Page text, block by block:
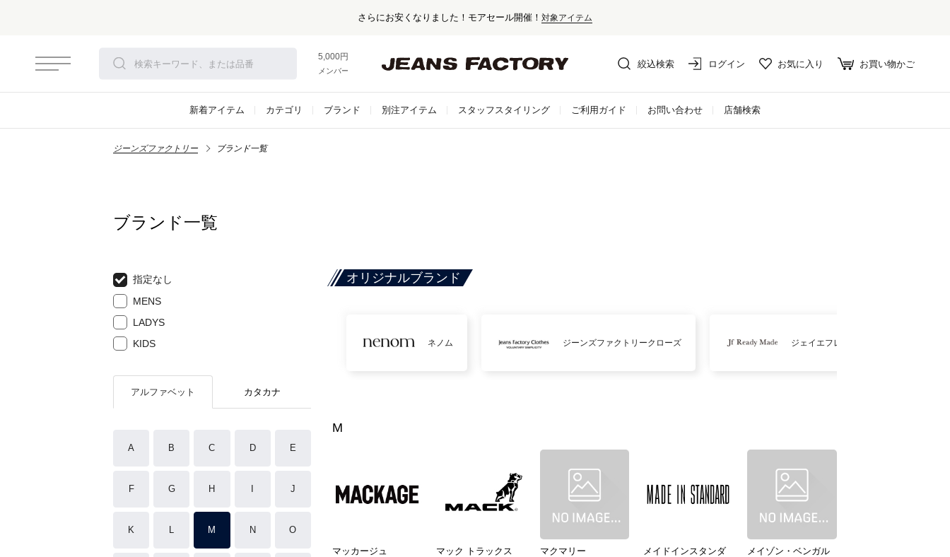
さらにお安くなりました！モアセール開催！ 対象アイテム
5,000円以上お買い上げで送料無料！
メンバー登録でお得な情報をゲット。さらに詳しく
絞込検索 ログイン お気に入り お買い物かご
新着アイテム カテゴリ ブランド 別注アイテム スタッフスタイリング ご利用ガイド お問い合わせ 店舗検索
ジーンズファクトリー ブランド一覧
ブランド一覧
指定なし
MENS
LADYS
KIDS
アルファベット カタカナ
A B C D E
F G H J
K L M N O
オリジナルブランド
ネノム ジーンズファクトリークローズ ジェイエフレディメイド
M
マッカージュ マック トラックス マクマリー
メイドインスタンダ
メイゾン・ベンガル